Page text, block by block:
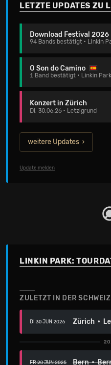
LETZTE UPDATES ZU
Download Festival 2026
94 Bands bestätigt • Linkin
O Son do Camino
1 Band bestätigt • Linkin Park
Konzert in Zürich
Di, 30.06.26 • Letzigrund
weitere Updates
Update melden
LINKIN PARK:
ZULETZT IN DER SCHWEIZ
DI 30 JUN 2026 Zürich ·
FR 20 JUN 2025 Bern ·